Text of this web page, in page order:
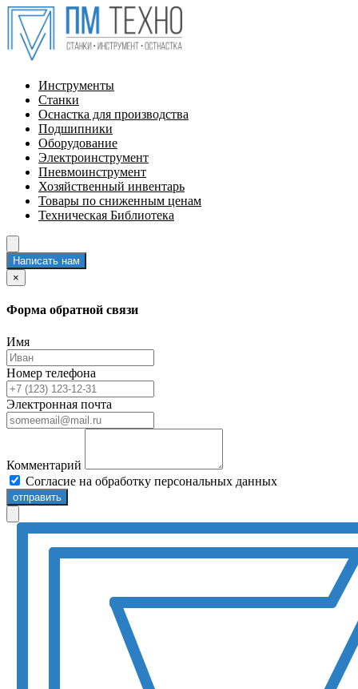
Инструменты
Станки
Оснастка для производства
Подшипники
Оборудование
Электроинструмент
Пневмоинструмент
Хозяйственный инвентарь
Товары по сниженным ценам
Техническая Библиотека
Написать нам
×
Форма обратной связи
Имя
Номер телефона
Электронная почта
Комментарий
Согласие на обработку персональных данных
отправить